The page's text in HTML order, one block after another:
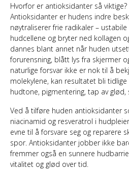
Hvorfor er antioksidanter så viktige?
Antioksidanter er hudens indre
nøytraliserer frie radikaler –
hudcellene og bryter ned kollagen
dannes blant annet når huden
forurensning, blått lys fra skjermer
naturlige forsvar ikke er nok til å
molekylene, kan resultatet bli
hudtone, pigmentering, tap av
Ved å tilføre huden antioksidanter
niacinamid og resveratrol i
evne til å forsvare seg og reparere
spor. Antioksidanter jobber ikke
fremmer også en sunnere
vitalitet og glød over tid.